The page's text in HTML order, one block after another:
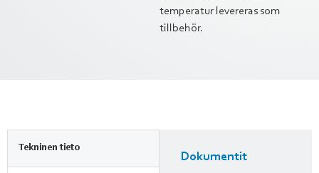
temperatur levereras som
tillbehör.
Tekninen tieto
Dokumentit